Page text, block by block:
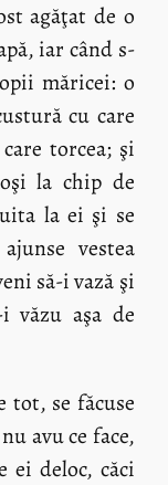
agăţat de o
iar când s-
măricei: o
cu care
torcea; şi
la chip de
la ei şi se
vestea
să-i vază şi
văzu aşa de
tot, se făcuse
avu ce face,
ei deloc, căci